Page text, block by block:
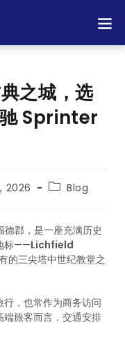
之城，选
Sprinter
2026 Blog
郡，是一座充满历史
标——Lichfield
的三尖塔中世纪教堂之
，也常作为商务访问
旅客而言，交通安排